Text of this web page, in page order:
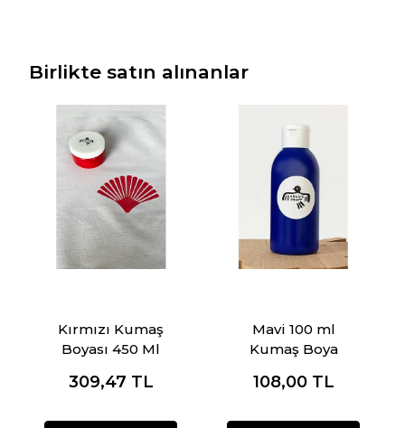
Birlikte satın alınanlar
Kırmızı Kumaş
Boyası 450 Ml
309,47 TL
Mavi 100 ml
Kumaş Boya
108,00 TL